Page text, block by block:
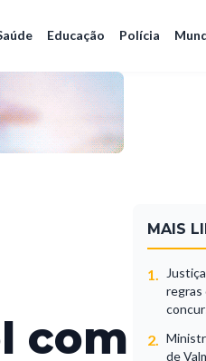
Educação Polícia
com
MAIS
1.
regras
2.
de